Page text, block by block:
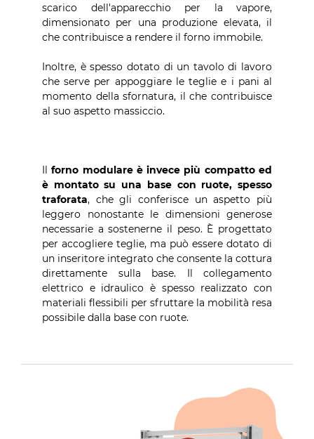
scarico dell'apparecchio per la vapore,
dimensionato per una produzione elevata, il
che contribuisce a rendere il forno immobile.
Inoltre, è spesso dotato di un tavolo di lavoro
che serve per appoggiare le teglie e i pani al
momento della sfornatura, il che contribuisce
al suo aspetto massiccio.
Ilforno modulare è invece più compatto ed
è montato su una base con ruote, spesso
traforata, che gli conferisce un aspetto più
leggero nonostante le dimensioni generose
necessarie a sostenerne il peso. È progettato
per accogliere teglie, ma può essere dotato di
un inseritore integrato che consente la cottura
direttamente sulla base. Il collegamento
elettrico e idraulico è spesso realizzato con
materiali flessibili per sfruttare la mobilità resa
possibile dalla base con ruote.